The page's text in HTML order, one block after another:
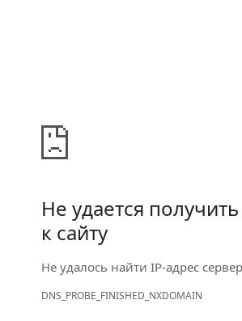
Не удается
к сайту
Не удалось найти IP-адрес
DNS_PROBE_FINISHED_NXDOMAIN